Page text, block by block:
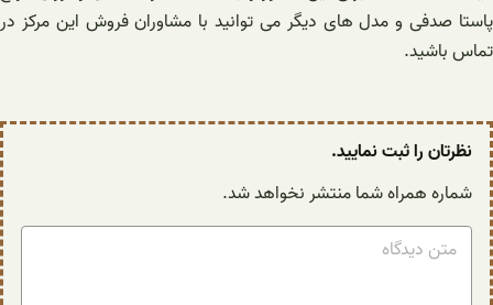
پاستا صدفی و مدل های دیگر می توانید با مشاوران فروش این مرکز در
تماس باشید.
نظرتان را ثبت نمایید.
شماره همراه شما منتشر نخواهد شد.